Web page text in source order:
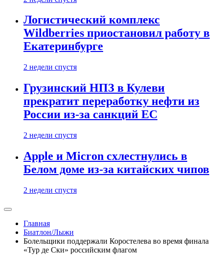
Логистический комплекс
Wildberries приостановил работу в
Екатеринбурге
2 недели спустя
Грузинский НПЗ в Кулеви
прекратит переработку нефти из
России из-за санкций ЕС
2 недели спустя
Apple и Micron схлестнулись в
Белом доме из-за китайских чипов
2 недели спустя
Главная
Биатлон/Лыжи
Болельщики поддержали Коростелева во время финала
«Тур де Ски» российским флагом